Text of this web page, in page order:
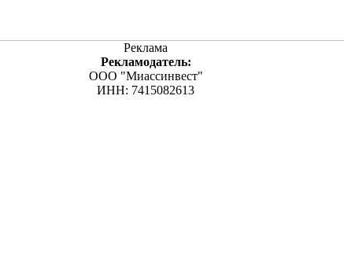
Реклама
Рекламодатель:
ООО "Миассинвест"
ИНН: 7415082613